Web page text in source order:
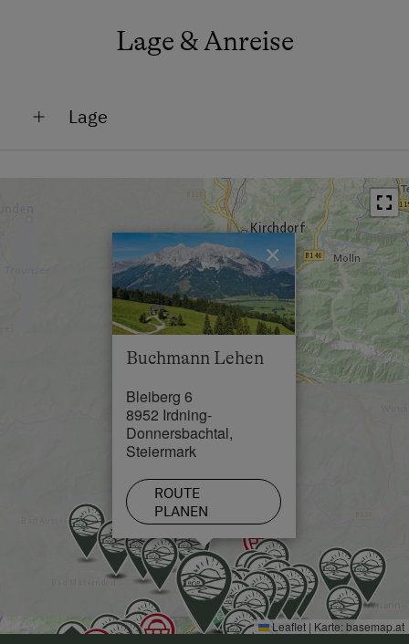
Lage & Anreise
Lage
Buchmann Lehen
Bleiberg 6
8952 Irdning-
Donnersbachtal,
Steiermark
ROUTE
PLANEN
×
Leaflet | Karte:basemap.at